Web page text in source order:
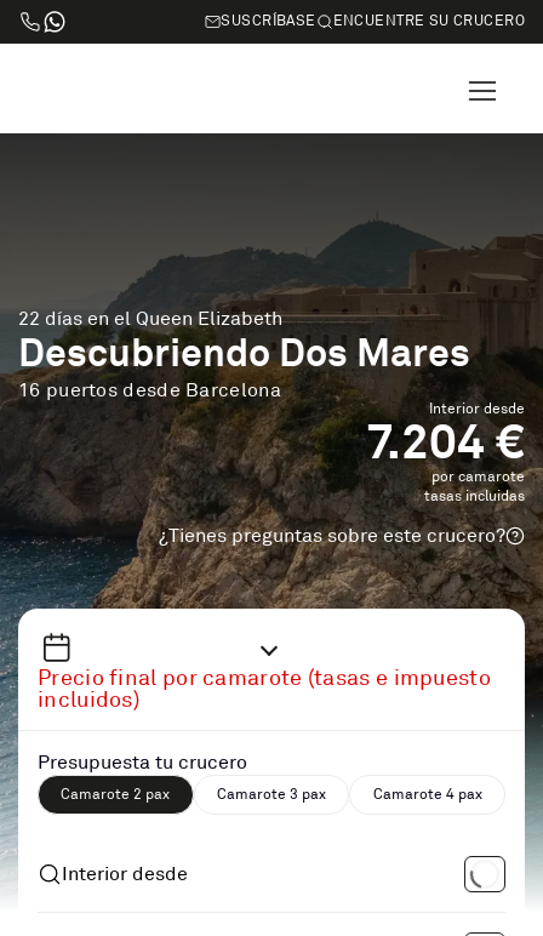
SUSCRÍBASE ENCUENTRE SU CRUCERO
22 días en el Queen Elizabeth
Descubriendo Dos Mares
16 puertos desde Barcelona
Interior desde
7.204 €
por camarote
tasas incluidas
¿Tienes preguntas sobre este crucero?
Precio final por camarote (tasas e impuesto
incluidos)
Presupuesta tu crucero
Camarote 2 pax Camarote 3 pax Camarote 4 pax
Interior desde